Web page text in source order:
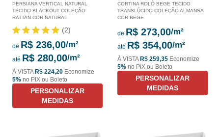
PERSIANA VERTICAL NATURAL
TECIDO BLACKOUT COLEÇÃO
RATTAN COR NATURAL
(2)
de R$ 236,00
até R$ 280,00
À VISTAR$ 224,20 Economize
5% no PIX ou Boleto
PERSONALIZAR
MEDIDAS
CORTINA ROLÔ BEGE TECIDO
TRANSLÚCIDO COLEÇÃO ALMANSA
COR BEGE
de R$ 273,00
até R$ 354,00
À VISTAR$ 259,35 Economize
5% no PIX ou Boleto
PERSONALIZAR
MEDIDAS